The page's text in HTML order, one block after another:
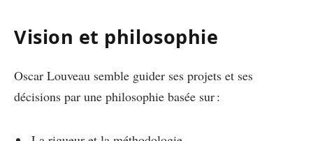
Vision et philosophie
Oscar Louveau semble guider ses projets et ses
décisions par une philosophie basée sur :